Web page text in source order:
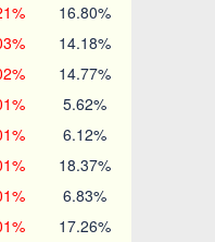
16.80%
14.18%
14.77%
5.62%
6.12%
18.37%
6.83%
17.26%